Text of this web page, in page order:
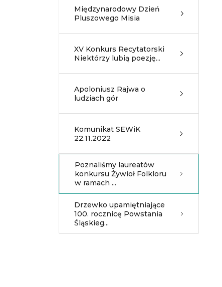
Międzynarodowy Dzień
Pluszowego Misia
XV Konkurs Recytatorski
Niektórzy lubią poezję...
Apoloniusz Rajwa o
ludziach gór
Komunikat SEWiK
22.11.2022
Poznaliśmy laureatów
konkursu Żywioł Folkloru
w ramach ...
Drzewko upamiętniające
100. rocznicę Powstania
Śląskieg...